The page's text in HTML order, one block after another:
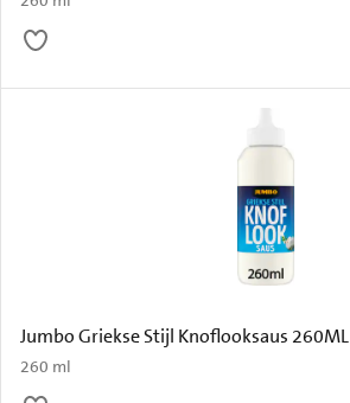
Jumbo Griekse Stijl Knoflooksaus 260ML
260 ml